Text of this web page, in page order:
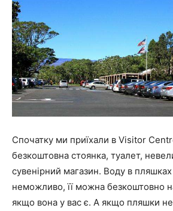
Спочатку ми приїхали в Visitor
безкоштовна стоянка, туалет,
сувенірний магазин. Воду в
неможливо, її можна безкоштовно
якщо вона у вас є. А якщо пляшки